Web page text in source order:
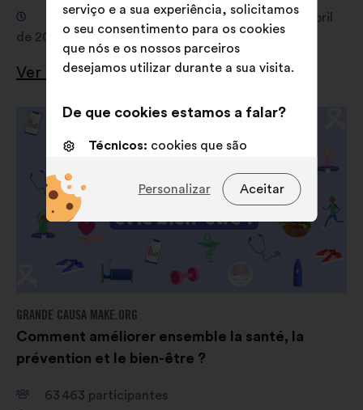
Consulta de 4 de fevereiro de 2026 a 12 de abril
de 2026
Ver os resultados
GRANDE CAUSA MAKE.ORG
Comment améliorer ensemble la santé, la
prévention et le bien-être ?
63 463 participantes
serviço e a sua experiência, solicitamos
o seu consentimento para os cookies
que nós e os nossos parceiros
desejamos utilizar durante a sua visita.
De que cookies estamos a falar?
Técnicos: cookies que são
do sitio Internet
melhorar a sua experiência quando
navega no sítio Internet
Estatísticos:
cookies para
consultas aos cidadãos de uma
forma agregada
Redes sociais:cookies para nos
impacto através das redes sociais
Aceitar
Personalizar